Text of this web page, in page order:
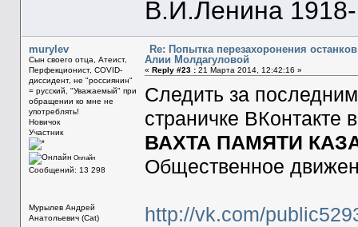
В.И.Ленина 1918-
murylev
Сын своего отца, Атеист,
Перфекционист, COVID-
диссидент, не "россиянин"
= русский, "Уважаемый" при
обращении ко мне не
употреблять!
Новичок
Участник
Онлайн
Сообщений: 13 298
Мурылев Андрей
Анатольевич (Cat)
Re: Попытка перезахоронения
Алии Молдагуловой
« Reply #23 :21 Марта 2014, 12:42:16 »
Следить за
страничке ВКонтакте
ВАХТА ПАМЯТИ
Общественное
http://vk.com/